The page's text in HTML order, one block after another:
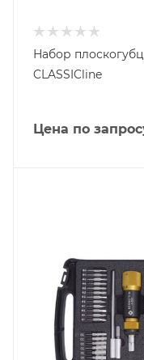
Набор
CLASSICline
Цена по